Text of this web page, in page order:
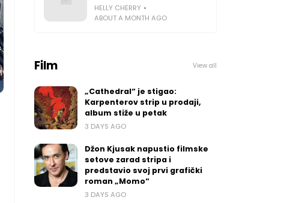
HELLY CHERRY
ABOUT A MONTH AGO
Film View all
„Cathedral“ je stigao:
Karpenterov strip u prodaji,
album stiže u petak
3 DAYS AGO
Džon Kjusak napustio filmske
setove zarad stripa i
predstavio svoj prvi grafički
roman „Momo“
3 DAYS AGO